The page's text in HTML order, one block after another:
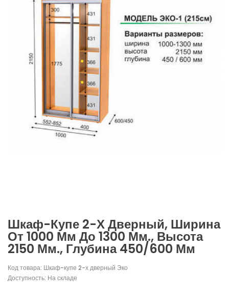
Шкаф-Купе 2-Х Дверный, Ширина
От 1000 Мм До 1300 Мм., Высота
2150 Мм., Глубина 450/600 Мм
Код товара: Шкаф-купе 2-х дверный Эко
Доступность: На складе